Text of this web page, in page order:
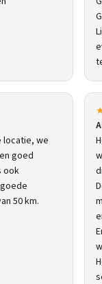
locatie, we
goed
ook
50 km.